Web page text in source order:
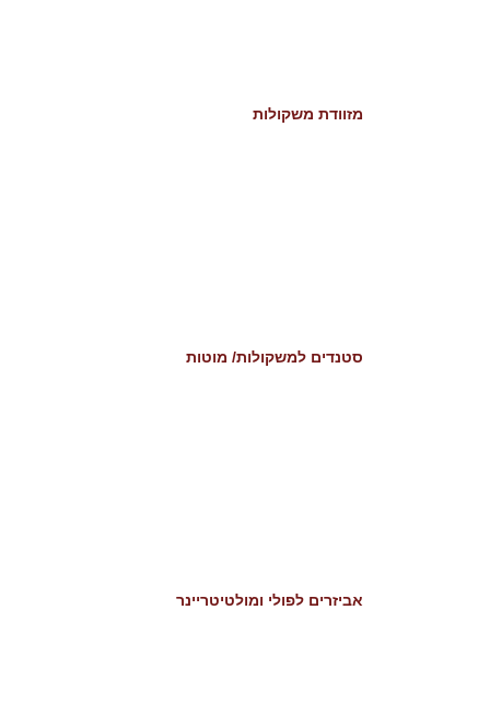
מזוודת משקולות
סטנדים למשקולות/ מוטות
אביזרים לפולי ומולטיטריינר